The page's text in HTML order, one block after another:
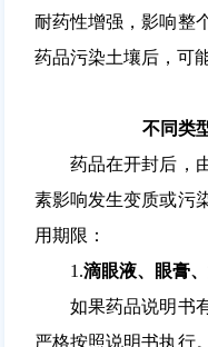
耐药性增强，影响整
药品污染土壤后，可
不同类
药品在开封后，
素影响发生变质或污
用期限：
1.滴眼液、眼膏
如果药品说明书
严格按照说明书执行